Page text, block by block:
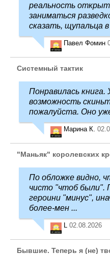
реальность
заниматься
сказать, щупальца
Павел Фомин
Системный тактик
Понравилась книга.
возможность
пожалуйста. Оно
Марина К.
"Маньяк" королевских
По обложке видно,
чисто "чтоб были".
героини "минус",
более-мен ...
02.08.2026
Бывшие. Теперь я (не)